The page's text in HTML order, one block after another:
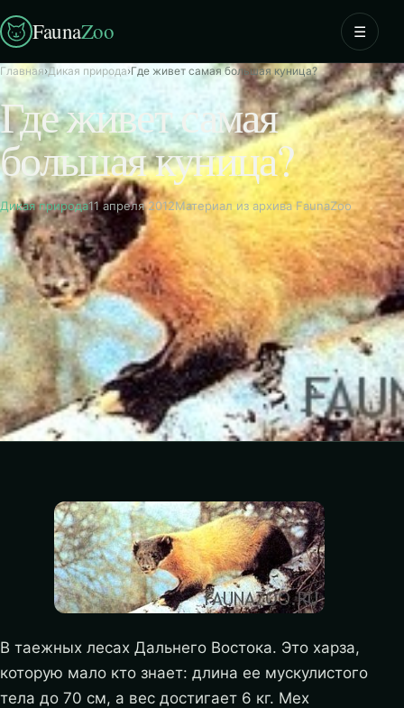
FaunaZoo ☰
Главная›Дикая природа›Где живет самая большая куница?
Где живет самая
большая куница?
Дикая природа11 апреля 2012Материал из архива FaunaZoo
В таежных лесах Дальнего Востока. Это харза,
которую мало кто знает: длина ее мускулистого
тела до 70 см, а вес достигает 6 кг. Мех